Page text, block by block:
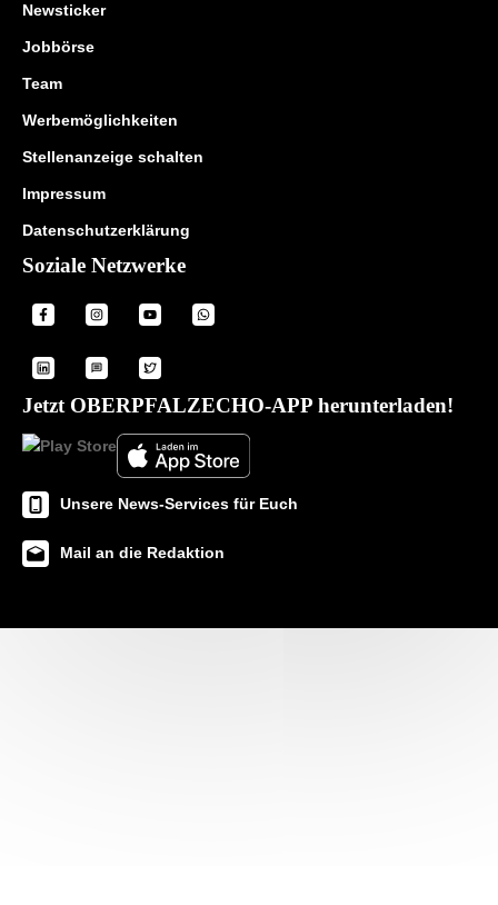
Newsticker
Jobbörse
Team
Werbemöglichkeiten
Stellenanzeige schalten
Impressum
Datenschutzerklärung
Soziale Netzwerke
Jetzt OBERPFALZECHO-APP herunterladen!
Unsere News-Services für Euch
Mail an die Redaktion